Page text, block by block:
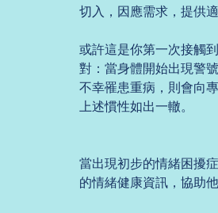
切入，因應需求，提供適
或許這是你第一次接觸
對：當身體開始出現警
不幸罹患重病，則會向
上述慣性如出一轍。
當出現初步的情緒困擾
的情緒健康資訊，協助